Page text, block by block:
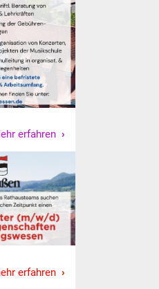
Abfall und Entsorgung
& Freizeit
Veranstaltungen
Ostermarkt
Einrichtungen
Hallenbad
erfahren
erfahren